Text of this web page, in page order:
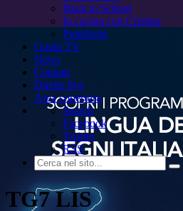
Back to School
In cucina con Cristina
Pubblicità
Guida TV
News
Contatti
Dirette live
Area copertura
Search
Facebook
Twitter
RSS
TG7 LIS